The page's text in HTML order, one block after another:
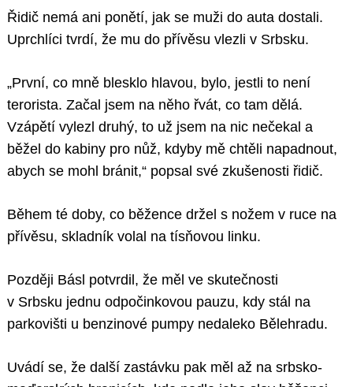
Řidič nemá ani ponětí, jak se muži do auta dostali.
Uprchlíci tvrdí, že mu do přívěsu vlezli v Srbsku.
„První, co mně blesklo hlavou, bylo, jestli to není
terorista. Začal jsem na něho řvát, co tam dělá.
Vzápětí vylezl druhý, to už jsem na nic nečekal a
běžel do kabiny pro nůž, kdyby mě chtěli napadnout,
abych se mohl bránit,“ popsal své zkušenosti řidič.
Během té doby, co běžence držel s nožem v ruce na
přívěsu, skladník volal na tísňovou linku.
Později Básl potvrdil, že měl ve skutečnosti
v Srbsku jednu odpočinkovou pauzu, kdy stál na
parkovišti u benzinové pumpy nedaleko Bělehradu.
Uvádí se, že další zastávku pak měl až na srbsko-